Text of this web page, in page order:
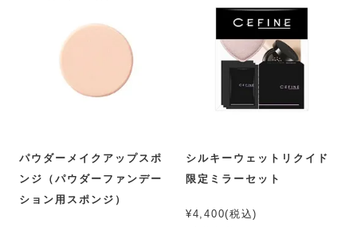
パウダーメイクアップスポ
ンジ（パウダーファンデー
ション用スポンジ）
シルキーウェットリクイド
限定ミラーセット
¥4,400(税込)